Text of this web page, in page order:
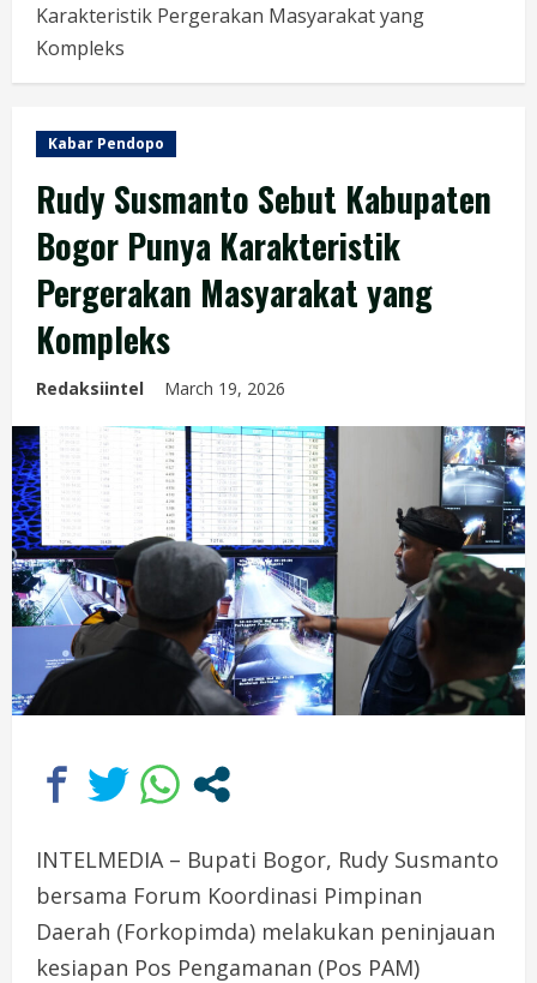
Karakteristik Pergerakan Masyarakat yang
Kompleks
Kabar Pendopo
Rudy Susmanto Sebut Kabupaten
Bogor Punya Karakteristik
Pergerakan Masyarakat yang
Kompleks
Redaksiintel March 19, 2026
INTELMEDIA – Bupati Bogor, Rudy Susmanto
bersama Forum Koordinasi Pimpinan
Daerah (Forkopimda) melakukan peninjauan
kesiapan Pos Pengamanan (Pos PAM)